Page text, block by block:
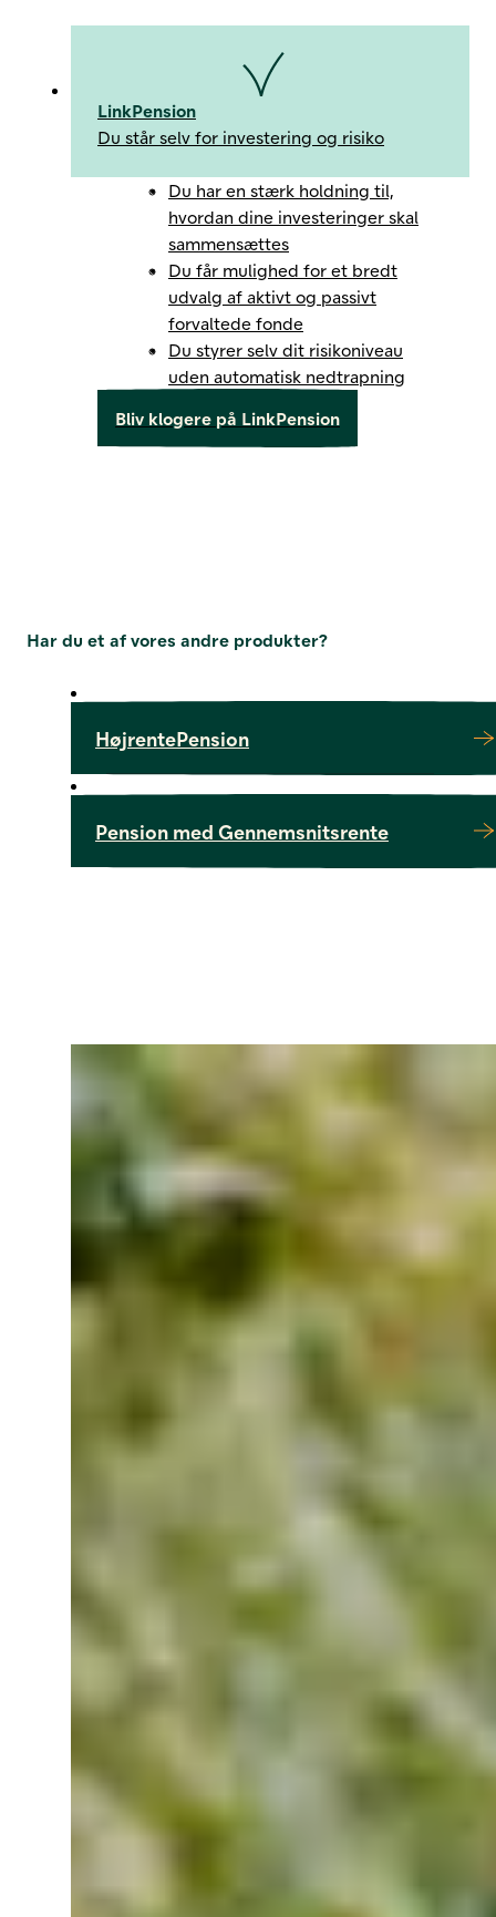
LinkPension
Du står selv for investering og risiko
Du har en stærk holdning til,
hvordan dine investeringer skal
sammensættes
Du får mulighed for et bredt
udvalg af aktivt og passivt
forvaltede fonde
Du styrer selv dit risikoniveau
uden automatisk nedtrapning
Bliv klogere på LinkPension
Har du et af vores andre produkter?
HøjrentePension
Pension med Gennemsnitsrente